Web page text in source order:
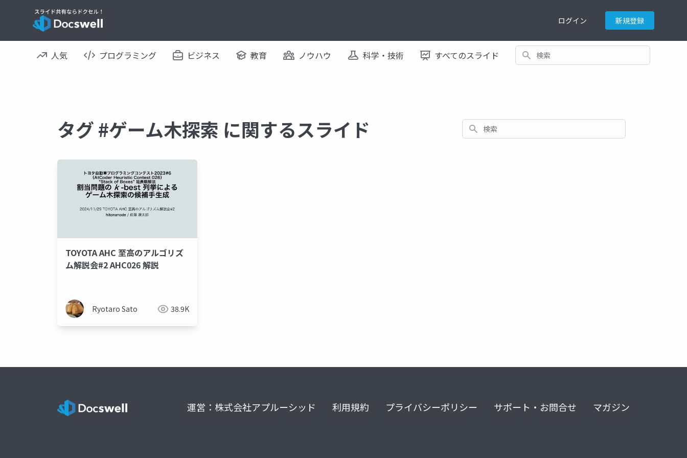
ログイン 新規登録
人気 プログラミング ビジネス 教育 ノウハウ 科学・技術 すべてのスライド 検索
タグ #ゲーム木探索 に関するスライド 検索
TOYOTA AHC 至高のアルゴリズ
ム解説会#2 AHC026 解説
Ryotaro Sato 38.9K
運営：株式会社アプルーシッド 利用規約 プライバシーポリシー サポート・お問合せ マガジン